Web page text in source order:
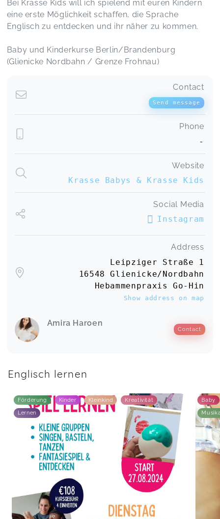
Bei Krasse Kids will ich spielend mit euren Kindern
eine erste Möglichkeit schaffen, die Sprache
Englisch zu entdecken und ihr näher zu kommen.
Baby und Kinderkurse Berlin/Brandenburg
(Glienicke Nordbahn / Grenze Frohnau)
Contact
Send message
Phone
-
Website
Krasse Babys & Krasse Kids
Social Media
Instagram
Address
Leipziger Straße 1
16548 Glienicke/Nordbahn
Hebammenpraxis Go-Hin
Show address on map
Amira Haroen
Contact
Englisch lernen
Förderung Kinder Kleinkind Kreativität
Lernen
Baby